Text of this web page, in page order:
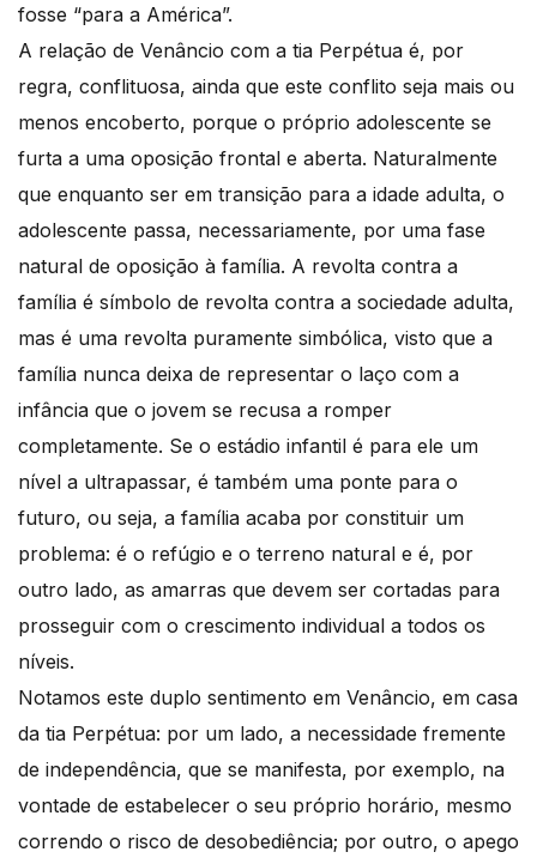
fosse “para a América”.
A relação de Venâncio com a tia Perpétua é, por
regra, conflituosa, ainda que este conflito seja mais ou
menos encoberto, porque o próprio adolescente se
furta a uma oposição frontal e aberta. Naturalmente
que enquanto ser em transição para a idade adulta, o
adolescente passa, necessariamente, por uma fase
natural de oposição à família. A revolta contra a
família é símbolo de revolta contra a sociedade adulta,
mas é uma revolta puramente simbólica, visto que a
família nunca deixa de representar o laço com a
infância que o jovem se recusa a romper
completamente. Se o estádio infantil é para ele um
nível a ultrapassar, é também uma ponte para o
futuro, ou seja, a família acaba por constituir um
problema: é o refúgio e o terreno natural e é, por
outro lado, as amarras que devem ser cortadas para
prosseguir com o crescimento individual a todos os
níveis.
Notamos este duplo sentimento em Venâncio, em casa
da tia Perpétua: por um lado, a necessidade fremente
de independência, que se manifesta, por exemplo, na
vontade de estabelecer o seu próprio horário, mesmo
correndo o risco de desobediência; por outro, o apego